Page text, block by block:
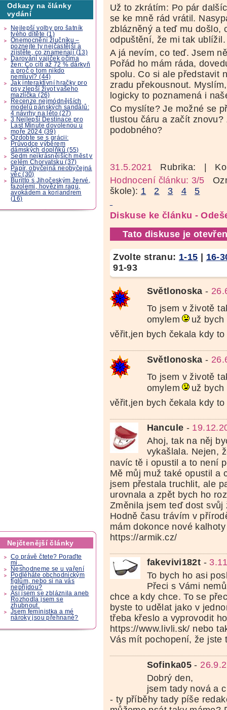
Odkazy na články
vydání
Nejlepší volby pro šatník
tvého dítěte (1)
Onemocnění žlučníku –
poznejte ty nejčastější a
zjistěte, co znamenají (13)
Darování vajíček očima
žen: Co cítí až 72 % dárkyň
a proč o tom nikdo
nemluví? (44)
Jak interaktivní hračky pro
psy zlepší život vašeho
mazlíčka (26)
Recenze nejmódnějších
modelů pánských sandálů:
4 návrhy na léto (27)
3 Nejlepší Destinace pro
Last Minute dovolenou u
moře 2024 (39)
Ozdobte se s grácii:
Průvodce výběrem
dámských doplňků (55)
Sedm nejkrásnějších měst v
celém Chorvatsku (37)
Papír, obyčejná neobyčejná
věc (30)
Buritto s Jihočeským žervé,
fazolemi, hovězím ragú,
avokádem a koriandrem
(16)
Nejčtenější články
Co právě čtete? Poraďte
mi...
Neshodneme se u vaření
Podléháte obchodnickým
fíglům, nebo si na vás
nepřijdou?
Asi jsem se zbláznila aneb
Rozhodla jsem se
zhubnout.
Jsem feministka a mé
nároky jsou přehnané?
Už to zkrátím: Po pár
se ke mně rád vrátil.
zblázněný a teď mu došlo,
odpuštění, že mi tak ublížil.
A já nevím, co teď. Jsem
Pořád ho mám ráda,
spolu. Co si ale představit
zradu překousnout.
logicky to poznamená i
Co myslíte? Je možné se
tlustou čáru a začít
podobného?
31.5.2021 Rubrika:
|
Hodnocení článku: 3/5
škole): 1 2 3 4 5
Diskuse ke článku -
Tato diskuse je
Zvolte stranu: 1-15 | 16-
91-93
Světlonoska -
To jsem v životě
omylem
už bych
věřit,jen bych čekala kdy
Světlonoska -
To jsem v životě
omylem
už bych
věřit,jen bych čekala kdy
Hancule -
Ahoj, tak na něj
vykašlala. Nejen,
navíc tě i opustil a to není
Mě můj muž také opustil a
jsem přestala truchlit, ale
urovnala a zpět bych ho
Změnila jsem teď dost
Hodně času trávím v
mám dokonce nové
https://armik.cz/
fakevivi182t -
To bych ho asi
Přeci s Vámi
chce a kdy chce. To se
byste to udělat jako v
třeba křeslo a vyprovodit
https://www.livli.sk/ nebo
Vás mít pochopení, že jste
Sofinka05 -
Dobrý den,
jsem tady nová a
- ty příběhy tady píše